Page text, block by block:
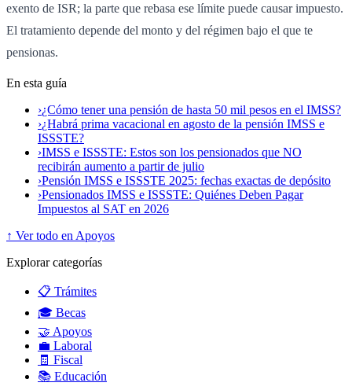
exento de ISR; la parte que rebasa ese límite puede causar impuesto.
El tratamiento depende del monto y del régimen bajo el que te
pensionas.
En esta guía
›¿Cómo tener una pensión de hasta 50 mil pesos en el IMSS?
›¿Habrá prima vacacional en agosto de la pensión IMSS e
ISSSTE?
›IMSS e ISSSTE: Estos son los pensionados que NO
recibirán aumento a partir de julio
›Pensión IMSS e ISSSTE 2025: fechas exactas de depósito
›Pensionados IMSS e ISSSTE: Quiénes Deben Pagar
Impuestos al SAT en 2026
↑ Ver todo en Apoyos
Explorar categorías
📋 Trámites
🎓 Becas
🤝 Apoyos
💼 Laboral
🧾 Fiscal
📚 Educación